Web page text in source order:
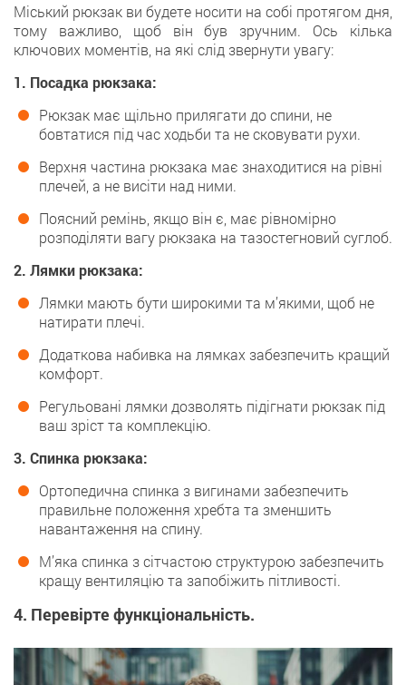
Міський рюкзак ви будете носити на собі протягом дня,
тому важливо, щоб він був зручним. Ось кілька
ключових моментів, на які слід звернути увагу:
1. Посадка рюкзака:
Рюкзак має щільно прилягати до спини, не
бовтатися під час ходьби та не сковувати рухи.
Верхня частина рюкзака має знаходитися на рівні
плечей, а не висіти над ними.
Поясний ремінь, якщо він є, має рівномірно
розподіляти вагу рюкзака на тазостегновий суглоб.
2. Лямки рюкзака:
Лямки мають бути широкими та м’якими, щоб не
натирати плечі.
Додаткова набивка на лямках забезпечить кращий
комфорт.
Регульовані лямки дозволять підігнати рюкзак під
ваш зріст та комплекцію.
3. Спинка рюкзака:
Ортопедична спинка з вигинами забезпечить
правильне положення хребта та зменшить
навантаження на спину.
М’яка спинка з сітчастою структурою забезпечить
кращу вентиляцію та запобіжить пітливості.
4. Перевірте функціональність.